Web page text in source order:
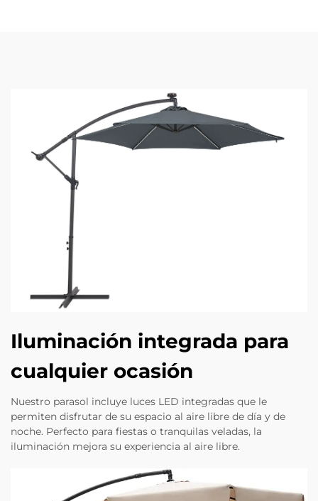
Iluminación integrada para
cualquier ocasión
Nuestro parasol incluye luces LED integradas que le
permiten disfrutar de su espacio al aire libre de día y de
noche. Perfecto para fiestas o tranquilas veladas, la
iluminación mejora su experiencia al aire libre.